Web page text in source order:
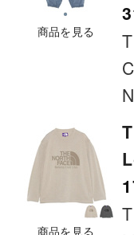
商品を見る
商品を見る